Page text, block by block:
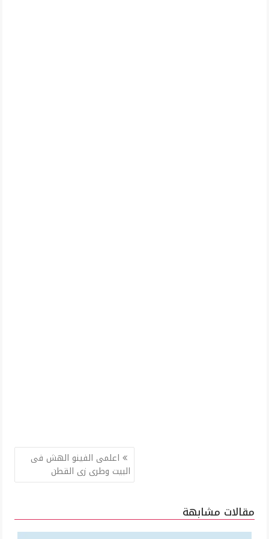
اعلمى الفينو الهش فى
البيت وطرى زى القطن
مقالات مشابهة